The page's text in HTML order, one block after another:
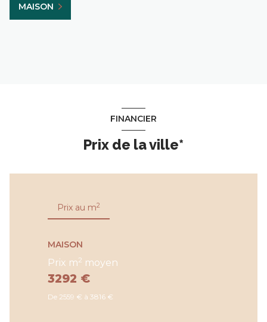
MAISON
FINANCIER
Prix de la ville*
Prix au m2
MAISON
Prix m2 moyen
3292 €
De 2559 € à 3816 €